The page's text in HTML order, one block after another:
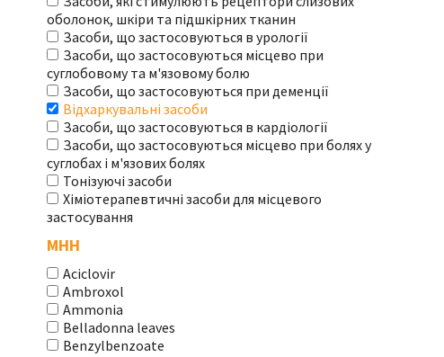
оболонок, шкіри та підшкірних тканин
Засоби, що застосовуються в урології
Засоби, що застосовуються місцево при
суглобовому та м'язовому болю
Засоби, що застосовуються при деменції
Відхаркувальні засоби
Засоби, що застосовуються в кардіології
Засоби, що застосовуються місцево при болях у
суглобах і м'язових болях
Тонізуючі засоби
Хіміотерапевтичні засоби для місцевого
застосування
МНН
Aciclovir
Ambroxol
Ammonia
Belladonna leaves
Benzylbenzoate